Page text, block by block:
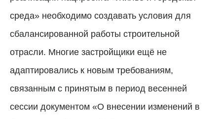
среда» необходимо создавать условия для
сбалансированной работы строительной
отрасли. Многие застройщики ещё не
адаптировались к новым требованиям,
связанным с принятым в период весенней
сессии документом «О внесении изменений в